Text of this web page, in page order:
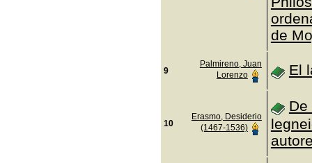
de
9
Palmireno, Juan
Lorenzo
El
10
Erasmo, Desiderio
(1467-1536)
De